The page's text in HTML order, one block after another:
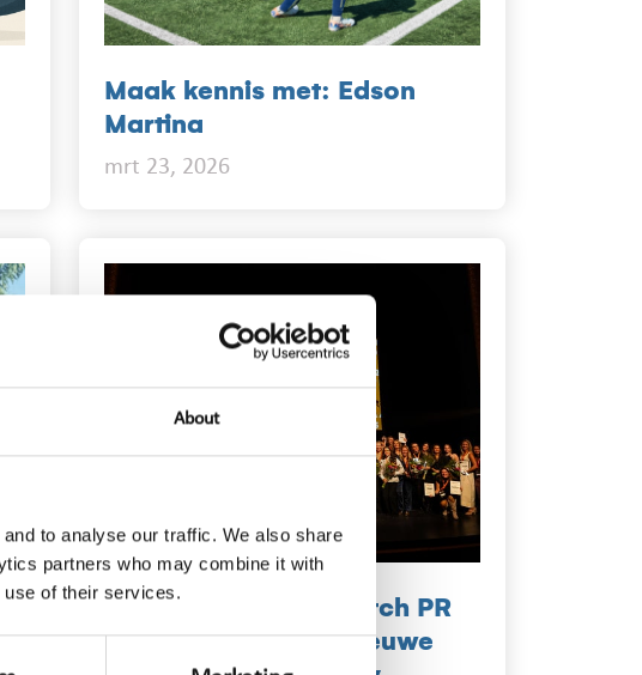
About
to analyse our traffic. We also share
partners who may combine it with
use of their services.
Maak kennis met: Edson
Martina
mrt 23, 2026
Vooruitblik op de Dutch PR
Awards 2026: een nieuwe